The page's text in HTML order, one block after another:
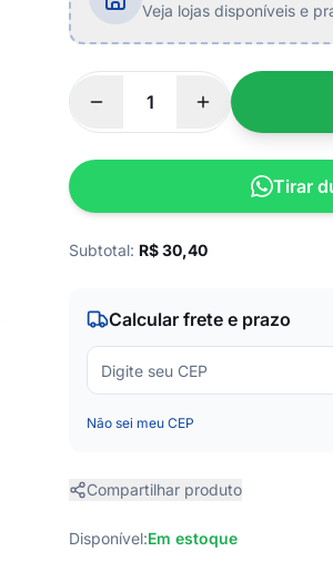
Veja lojas disponíveis e
Tirar
Subtotal: R$30,40
Calcular frete e prazo
Não sei meu CEP
Compartilhar produto
Disponível:Em estoque